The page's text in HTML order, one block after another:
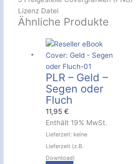
Lizenz Datei
Ähnliche Produkte
PLR – Geld –
Segen oder
Fluch
11,95€
Enthält 19% MwSt.
Lieferzeit: keine
Lieferzeit (z.B.
Download)